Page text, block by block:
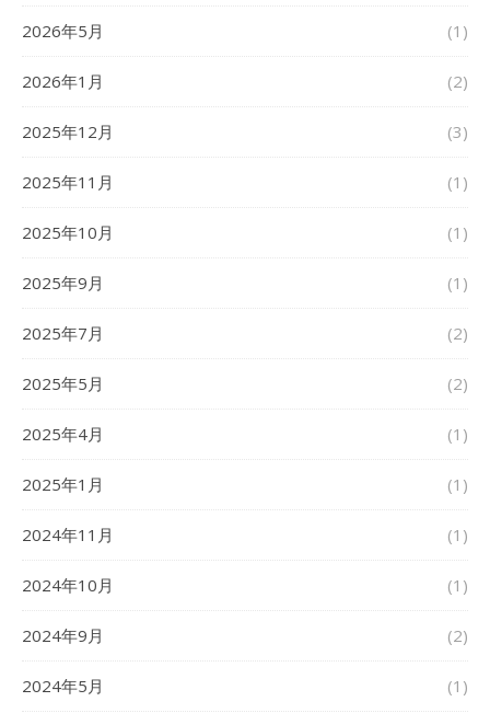
2026年5月 (1)
2026年1月 (2)
2025年12月 (3)
2025年11月 (1)
2025年10月 (1)
2025年9月 (1)
2025年7月 (2)
2025年5月 (2)
2025年4月 (1)
2025年1月 (1)
2024年11月 (1)
2024年10月 (1)
2024年9月 (2)
2024年5月 (1)